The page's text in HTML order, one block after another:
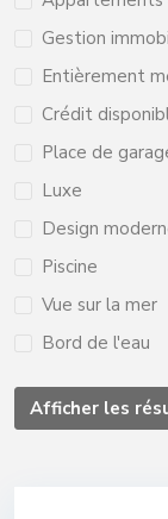
Gestion
Entièrement
Crédit
Place de
Luxe
Design
Piscine
Vue sur la mer
Bord de l'eau
Afficher les